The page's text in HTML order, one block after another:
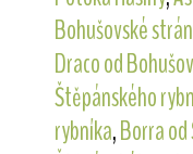
Bohušovské
Draco od
Štěpánského
rybníka,Borra